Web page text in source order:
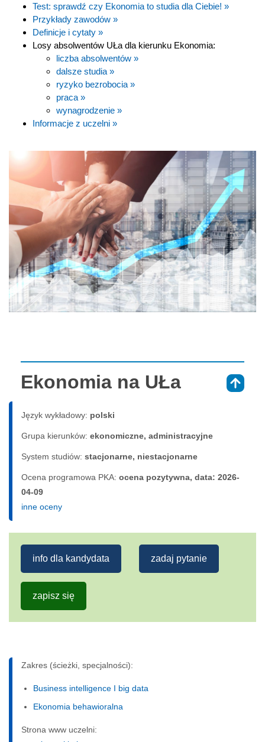
Test: sprawdź czy Ekonomia to studia dla Ciebie! »
Przykłady zawodów »
Definicje i cytaty »
Losy absolwentów UŁa dla kierunku Ekonomia:
liczba absolwentów »
dalsze studia »
ryzyko bezrobocia »
praca »
wynagrodzenie »
Informacje z uczelni »
Ekonomia na UŁa
Język wykładowy: polski
Grupa kierunków: ekonomiczne, administracyjne
System studiów: sta­cjo­nar­ne, nie­sta­cjo­nar­ne
Ocena programowa PKA: ocena pozytywna, data: 2026-
04-09
inne oceny
info dla kandydata zadaj pytanie
zapisz się
Zakres (ścieżki, specjalności):
Business intelligence I big data
Ekonomia behawioralna
Strona www uczelni: